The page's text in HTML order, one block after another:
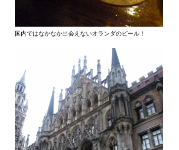
国内ではなかなか出会えないオランダのビール！